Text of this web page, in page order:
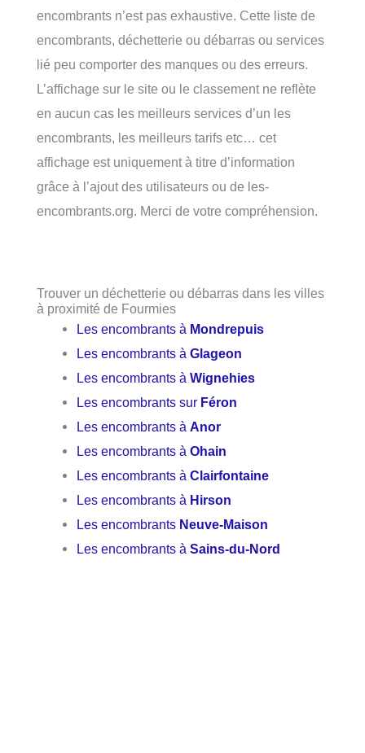
encombrants n’est pas exhaustive. Cette liste de
encombrants, déchetterie ou débarras ou services
lié peu comporter des manques ou des erreurs.
L’affichage sur le site ou le classement ne reflète
en aucun cas les meilleurs services d’un les
encombrants, les meilleurs tarifs etc… cet
affichage est uniquement à titre d’information
grâce à l’ajout des utilisateurs ou de les-
encombrants.org. Merci de votre compréhension.
Trouver un déchetterie ou débarras dans les villes
à proximité de Fourmies
Les encombrants à Mondrepuis
Les encombrants àGlageon
Les encombrants àWignehies
Les encombrants sur Féron
Les encombrants àAnor
Les encombrants àOhain
Les encombrants àClairfontaine
Les encombrants à Hirson
Les encombrants Neuve-Maison
Les encombrants àSains-du-Nord